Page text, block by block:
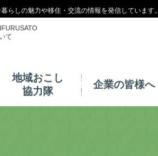
らしの魅力や移住・交流の情報を発信しています。
て
地域おこし
協力隊
企業の皆様へ